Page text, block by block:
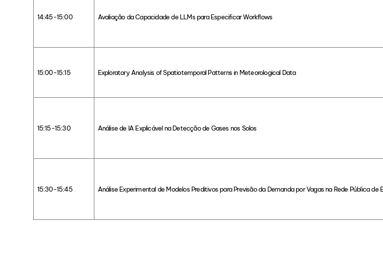
14:45-15:00 Avaliação da Capacidade de LLMs para Especificar Workflows
15:00-15:15 Exploratory Analysis of Spatiotemporal Patterns in Meteorological Data
15:15-15:30 Análise de IA Explicável na Detecção de Gases nos Solos
15:30-15:45 Análise Experimental de Modelos Preditivos para Previsão da Demanda por Vagas na Rede Pública de